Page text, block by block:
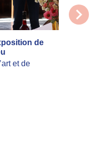
de
et de
chevron_right